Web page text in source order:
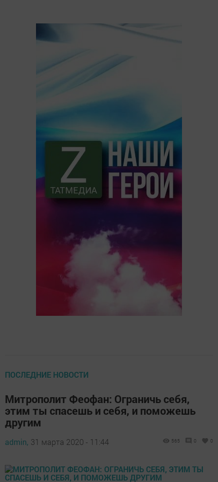
ПОСЛЕДНИЕ НОВОСТИ
Митрополит Феофан: Ограничь себя,
этим ты спасешь и себя, и поможешь
другим
admin, 31 марта 2020 - 11:44 565 0 0